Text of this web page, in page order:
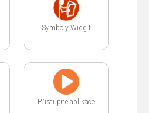
Symboly Widgit
Přístupné aplikace